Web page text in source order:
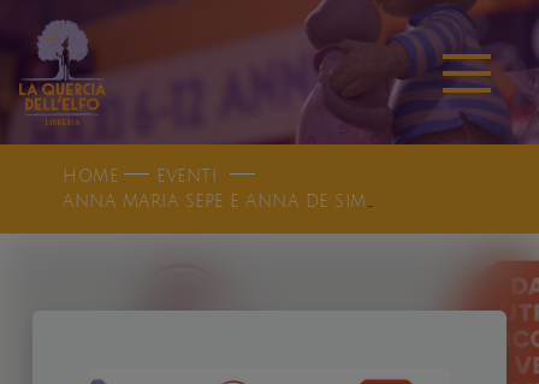
HOME
EVENTI
ANNA MARIA SEPE E ANNA DE SIMONE PRESENTANO LASCIA CHE LA FELICITÀ ACCADA